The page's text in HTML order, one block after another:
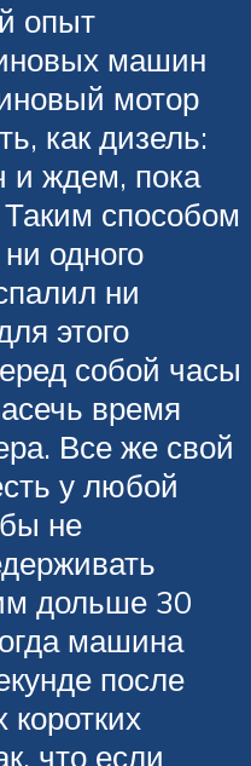
опыт
машин
мотор
как дизель:
и ждем, пока
способом
одного
ни
этого
собой часы
время
Все же свой
у любой
не
дольше 30
машина
после
что если